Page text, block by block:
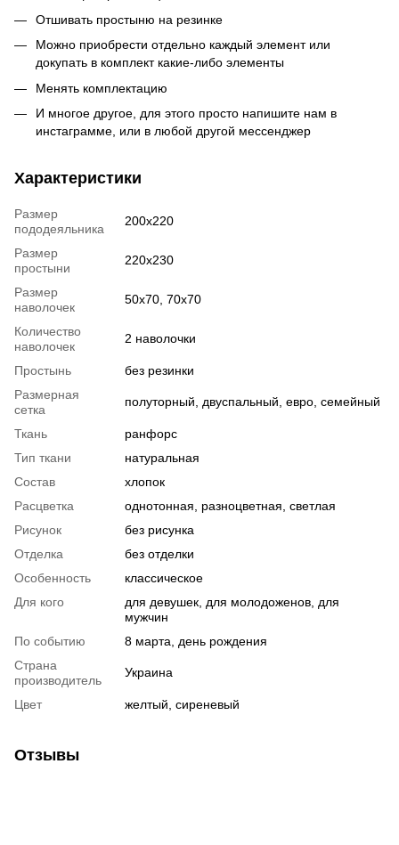
Отшивать простыню на резинке
Можно приобрести отдельно каждый элемент или
докупать в комплект какие-либо элементы
Менять комплектацию
И многое другое, для этого просто напишите нам в
инстаграмме, или в любой другой мессенджер
Характеристики
Размер
пододеяльника
200x220
Размер
простыни
220x230
Размер
наволочек
50x70, 70x70
Количество
наволочек
2 наволочки
Простынь
без резинки
Размерная
сетка
полуторный, двуспальный, евро, семейный
Ткань
ранфорс
Тип ткани
натуральная
Состав
хлопок
Расцветка
однотонная, разноцветная, светлая
Рисунок
без рисунка
Отделка
без отделки
Особенность
классическое
Для кого
для девушек, для молодоженов, для
мужчин
По событию
8 марта, день рождения
Страна
производитель
Украина
Цвет желтый, сиреневый
Отзывы